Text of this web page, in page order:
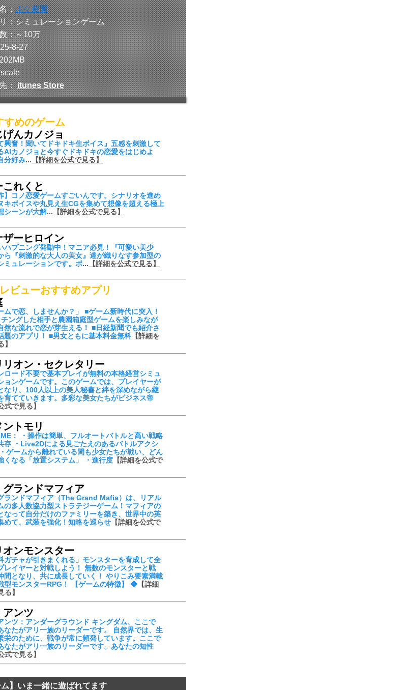
：ポケ農園
：シミュレーションゲーム
：～10万
8-27
： itunes Store
すめのゲーム
げんカノジョ
興奮！聞いてドキドキ生ボイス』 五感を刺激して
AIカノジョ と今すぐドキドキの恋愛をはじめよ
分好み... 【詳細を公式で見る】
これくと
】コノ恋愛ゲームすごいんです。シナリオを進め
キボイスや丸見え生CGを集めて想像を超える極上
シーンが大解... 【詳細を公式で見る】
ザーヒロイン
ハプニング発動中！ マニア必見！『可愛い美少
ら『刺激的な大人の美女』達が織りなす参加型の
ミュレーションです。ボ... 【詳細を公式で見る】
ビューおすすめアプリ
ムで恋、しませんか？」 ■ゲーム新時代に突入！
ングした相手と農園箱庭型ゲームを楽しみなが
然な流れで恋が芽生える！ ■日経新聞でも紹介さ
題のアプリ！ ■男女ともに基本料金無料【詳細を
リオン・セクレタリー
ロード不要で基本プレイが無料の本格経営シミュ
ョンゲームです。このゲームでは、プレイヤーが
なり、100人以上の美人秘書と絆を深めながら継
育てていきます。多彩な美女たちがビジネス帝
式で見る】
ントモリ
： ・操作は簡単、フルオートバトルと高い戦略
存 ・Live2Dによる見ごたえのあるバトルアクシ
ゲームから離れている間も少女たちが戦い、どん
くなる「放置システム」 ・進行度 【詳細を公式で
グランドマフィア
ランドマフィア（The Grand Mafia）は、リアル
の多人数協力型ストラテジーゲーム！マフィアの
なって自分だけのファミリーを築き、世界中の英
めて、武装を強化！知略を巡らせ 【詳細を公式で
オンモンスター
ガチャが引きまくれる」モンスターを育成して全
レイヤーと対戦しよう！ 無数のモンスターと戦
間となり、共に成長していく！ やりこみ要素満載
型モンスターRPG！ 【ゲームの特徴】 ◆ 【詳細
る】
アンツ
ンツ：アンダーグラウンド キングダム、ここで
なたがアリ一族のリーダーです。 自然界では、生
栄のために、戦争が常に頻発しています。ここで
なたがアリ一族のリーダーです。あなたの知性
式で見る】
ム】いま一緒に遊ばれてます